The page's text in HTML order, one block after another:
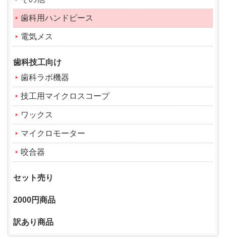
歯科用ハンドピース
電気メス
歯科技工向け
歯科ラボ機器
技工用マイクロスコープ
ワックス
マイクロモーター
咬合器
セット売り
2000円商品
訳あり商品